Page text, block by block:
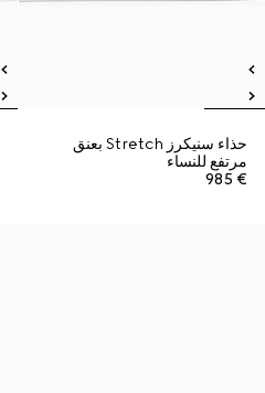
حذاء سنيكرز Stretch بعنق
مرتفع للنساء
€ 985